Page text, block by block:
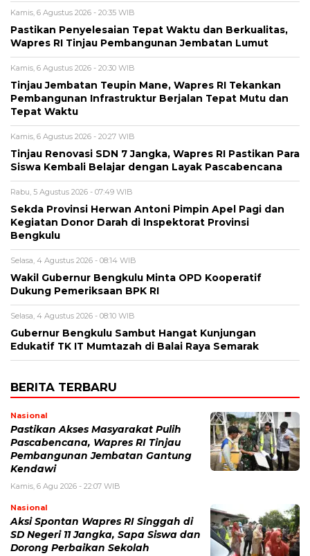
Kamis, 6 Agustus 2026 - 20:35 WIB
Pastikan Penyelesaian Tepat Waktu dan Berkualitas,
Wapres RI Tinjau Pembangunan Jembatan Lumut
Kamis, 6 Agustus 2026 - 20:30 WIB
Tinjau Jembatan Teupin Mane, Wapres RI Tekankan
Pembangunan Infrastruktur Berjalan Tepat Mutu dan
Tepat Waktu
Kamis, 6 Agustus 2026 - 20:27 WIB
Tinjau Renovasi SDN 7 Jangka, Wapres RI Pastikan Para
Siswa Kembali Belajar dengan Layak Pascabencana
Rabu, 5 Agustus 2026 - 07:49 WIB
Sekda Provinsi Herwan Antoni Pimpin Apel Pagi dan
Kegiatan Donor Darah di Inspektorat Provinsi
Bengkulu
Selasa, 4 Agustus 2026 - 08:14 WIB
Wakil Gubernur Bengkulu Minta OPD Kooperatif
Dukung Pemeriksaan BPK RI
Selasa, 4 Agustus 2026 - 08:10 WIB
Gubernur Bengkulu Sambut Hangat Kunjungan
Edukatif TK IT Mumtazah di Balai Raya Semarak
BERITA TERBARU
Nasional
Pastikan Akses Masyarakat Pulih
Pascabencana, Wapres RI Tinjau
Pembangunan Jembatan Gantung
Kendawi
Kamis, 6 Agu 2026 - 22:07 WIB
Nasional
Aksi Spontan Wapres RI Singgah di
SD Negeri 11 Jangka, Sapa Siswa dan
Dorong Perbaikan Sekolah